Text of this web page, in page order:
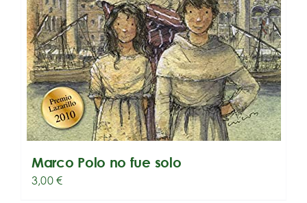
Marco Polo no fue solo
3,00€